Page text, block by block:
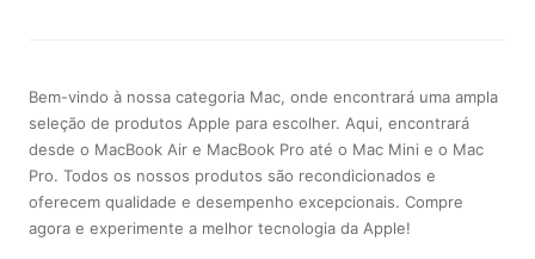
Bem-vindo à nossa categoria Mac, onde encontrará uma ampla
seleção de produtos Apple para escolher. Aqui, encontrará
desde o MacBook Air e MacBook Pro até o Mac Mini e o Mac
Pro. Todos os nossos produtos são recondicionados e
oferecem qualidade e desempenho excepcionais. Compre
agora e experimente a melhor tecnologia da Apple!